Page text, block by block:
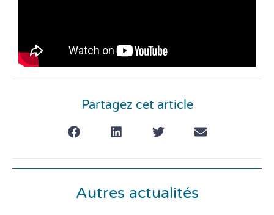
Partagez cet article
Autres actualités